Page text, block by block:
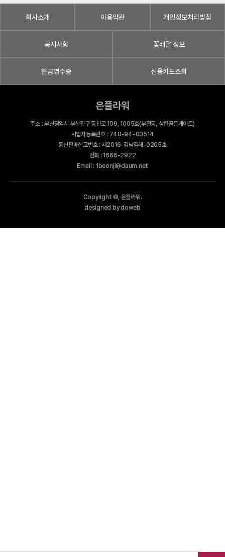
회사소개 이용약관 개인정보처리방침
공지사항 꽃배달 정보
현금영수증 신용카드조회
은플라워
주소 : 부산광역시 부산진구 동천로 109, 1005호(부전동, 삼한골든게이트)
사업자등록번호 : 748-94-00514
통신판매신고번호 : 제2016-경남김해-0205호
전화 : 1666-2922
Email : 1beonji@daum.net
Copyright ©, 은플라워.
designed by doweb